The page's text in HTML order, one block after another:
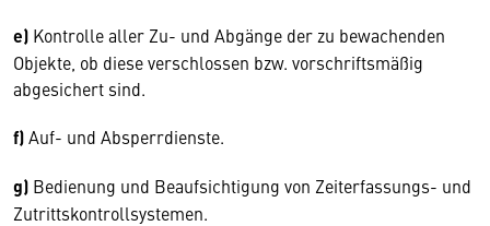
e) Kontrolle aller Zu- und Abgänge der zu bewachenden
Objekte, ob diese verschlossen bzw. vorschriftsmäßig
abgesichert sind.
f)Auf- und Absperrdienste.
g) Bedienung und Beaufsichtigung von Zeiterfassungs- und
Zutrittskontrollsystemen.